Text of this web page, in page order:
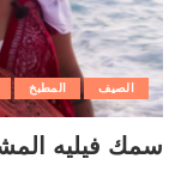
الصيف المطبخ
سمك فيليه